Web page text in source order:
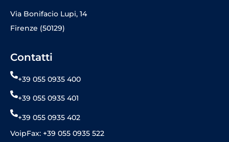
Via Bonifacio Lupi, 14
Firenze (50129)
Contatti
+39 055 0935 400
+39 055 0935 401
+39 055 0935 402
VoipFax: +39 055 0935 522